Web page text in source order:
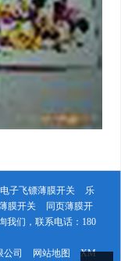
电子飞镖薄膜开关
乐
膜开关
同页薄膜开
我们，联系电话： 180
公司 网站地图 XM